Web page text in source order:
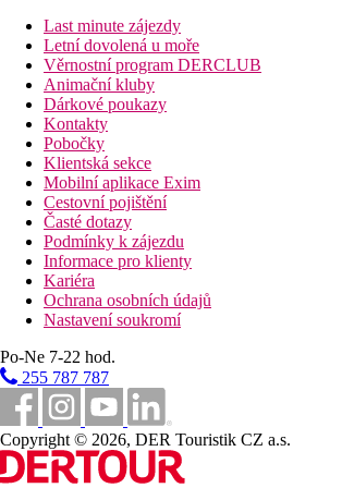
Internet
Zdarma:Wifi v rámci celého resortu.
Web
www.cabanablulifestyle.gr
Oficiální kategorie
5 hvězdiček
Poznámka
V Řecku je povinnost hradit klimatickou
Vzdálenosti
150 m
Vzdálenost k pláži
7 km
Vzdálenost od nejbližšího letiště
600 m
Centrum města
Pláž
Last minute zájezdy
Letní dovolená u moře
Věrnostní program DERCLUB
Animační kluby
Dárkové poukazy
Kontakty
Pobočky
Klientská sekce
Mobilní aplikace Exim
Cestovní pojištění
Časté dotazy
Podmínky k zájezdu
Informace pro klienty
Kariéra
Ochrana osobních údajů
Nastavení soukromí
Po-Ne 7-22 hod.
255 787 787
Copyright © 2026, DER Touristik CZ a.s.